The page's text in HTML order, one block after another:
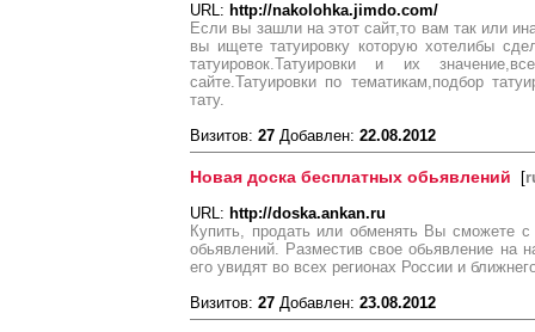
URL: http://nakolohka.jimdo.com/
Если вы зашли на этот сайт,то вам так или
вы ищете татуировку которую хотелибы
татуировок.Татуировки и их
сайте.Татуировки по тематикам,подбор
тату.
Визитов: 27 Добавлен: 22.08.2012
Новая доска бесплатных обьявлений [
URL: http://doska.ankan.ru
Купить, продать или обменять Вы сможете
обьявлений. Разместив свое обьявление на
его увидят во всех регионах России и
Визитов: 27 Добавлен: 23.08.2012